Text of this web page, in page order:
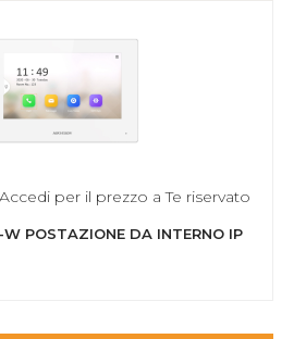
Accedi per il prezzo a Te riservato
POSTAZIONE DA INTERNO IP